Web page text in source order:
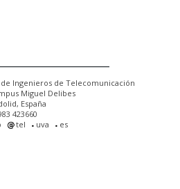
de Ingenieros de Telecomunicación
Miguel Delibes
España
423660
tel uva es